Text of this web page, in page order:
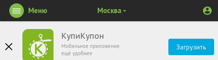
КупиКупон
Мобильное приложение
ещё удобнее
Загрузить
Меню Москва